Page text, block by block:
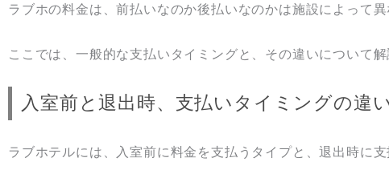
ラブホの料金は、前払いなのか後払いなのかは施設によって
ここでは、一般的な支払いタイミングと、その違いについて解
入室前と退出時、支払いタイミングの違
ラブホテルには、入室前に料金を支払うタイプと、退出時に支